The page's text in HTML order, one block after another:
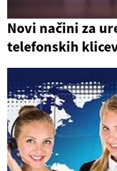
Novi načini za
telefonskih